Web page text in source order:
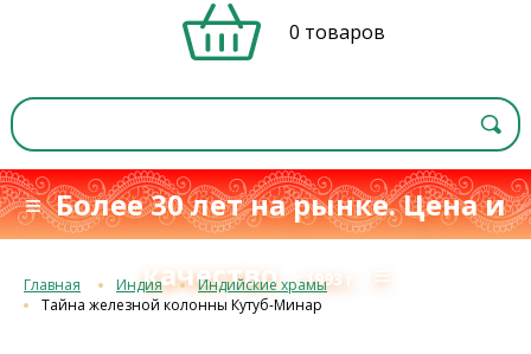
0 товаров
≡ Более 30 лет на рынке. Цена и
качествос 1993 г. ≡
Главная Индия
Индийские храмы
Тайна железной колонны Кутуб-Минар